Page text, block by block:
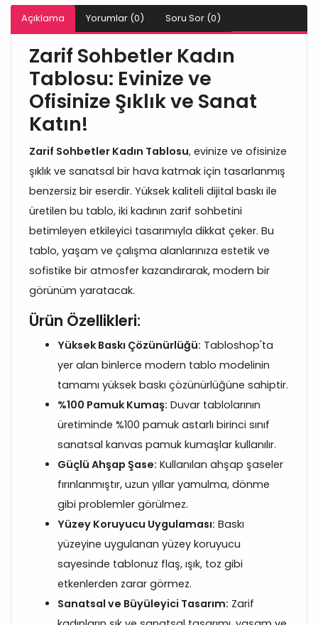
Açıklama Yorumlar (0) Soru Sor (0)
Zarif Sohbetler Kadın
Tablosu: Evinize ve
Ofisinize Şıklık ve Sanat
Katın!
Zarif Sohbetler Kadın Tablosu, evinize ve ofisinize
şıklık ve sanatsal bir hava katmak için tasarlanmış
benzersiz bir eserdir. Yüksek kaliteli dijital baskı ile
üretilen bu tablo, iki kadının zarif sohbetini
betimleyen etkileyici tasarımıyla dikkat çeker. Bu
tablo, yaşam ve çalışma alanlarınıza estetik ve
sofistike bir atmosfer kazandırarak, modern bir
görünüm yaratacak.
Ürün Özellikleri:
Yüksek Baskı Çözünürlüğü: Tabloshop'ta
yer alan binlerce modern tablo modelinin
tamamı yüksek baskı çözünürlüğüne sahiptir.
%100 Pamuk Kumaş: Duvar tablolarının
üretiminde %100 pamuk astarlı birinci sınıf
sanatsal kanvas pamuk kumaşlar kullanılır.
Güçlü Ahşap Şase: Kullanılan ahşap şaseler
fırınlanmıştır, uzun yıllar yamulma, dönme
gibi problemler görülmez.
Yüzey Koruyucu Uygulaması: Baskı
yüzeyine uygulanan yüzey koruyucu
sayesinde tablonuz flaş, ışık, toz gibi
etkenlerden zarar görmez.
Sanatsal ve Büyüleyici Tasarım: Zarif